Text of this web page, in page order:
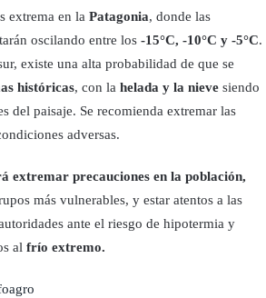
extrema en la Patagonia, donde las
oscilando entre los -15°C, -10°C y -5°C.
existe una alta probabilidad de que se
históricas, con la helada y la nieve siendo
del paisaje. Se recomienda extremar las
adversas.
extremar precauciones en la población,
más vulnerables, y estar atentos a las
ante el riesgo de hipotermia y
al frío extremo.